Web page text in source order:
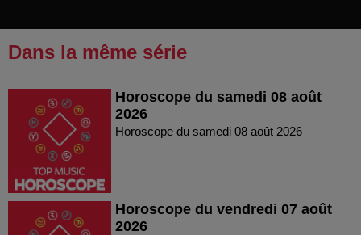
Dans la même série
Horoscope du samedi 08 août
2026
Horoscope du samedi 08 août 2026
Horoscope du vendredi 07 août
2026